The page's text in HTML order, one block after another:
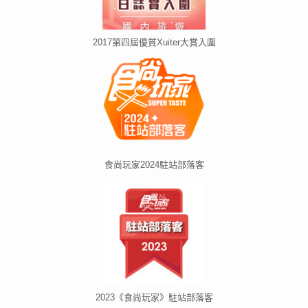
2017第四屆優質Xuiter大賞入圍
食尚玩家2024駐站部落客
2023《食尚玩家》駐站部落客